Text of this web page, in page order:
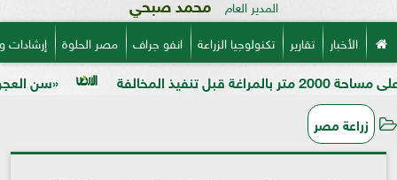
المدير العام
الأخبار تقارير تكنولوجيا الزراعة انفو جراف مصر الحلوة
«سن العجوز» في الذرة
زراعة مصر